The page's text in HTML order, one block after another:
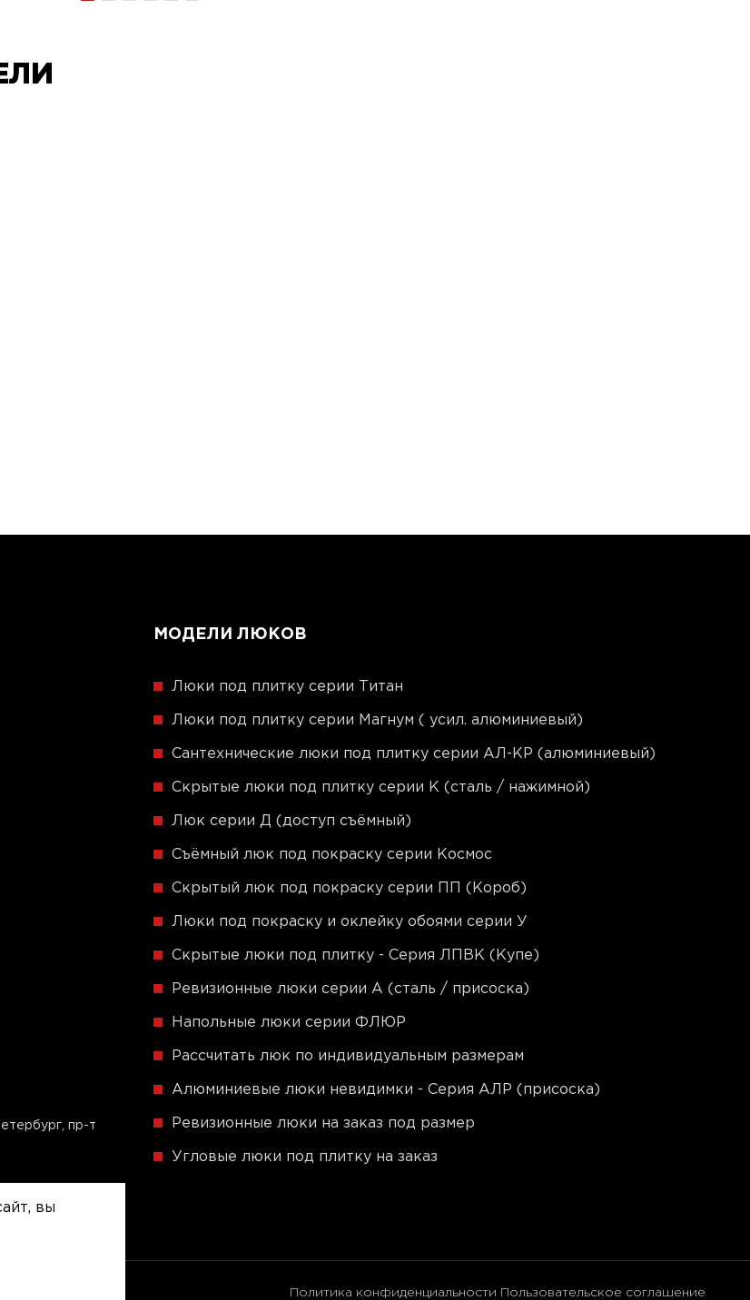
пр-т
МОДЕЛИ ЛЮКОВ
Люки под плитку серии Титан
Люки под плитку серии Магнум ( усил. алюминиевый)
Сантехнические люки под плитку серии АЛ-КР (алюминиевый)
Скрытые люки под плитку серии K (сталь / нажимной)
Люк серии Д (доступ съёмный)
Съёмный люк под покраску серии Космос
Скрытый люк под покраску серии ПП (Короб)
Люки под покраску и оклейку обоями серии У
Скрытые люки под плитку - Серия ЛПВК (Купе)
Ревизионные люки серии A (сталь / присоска)
Напольные люки серии ФЛЮР
Рассчитать люк по индивидуальным размерам
Алюминиевые люки невидимки - Серия АЛР (присоска)
Ревизионные люки на заказ под размер
Угловые люки под плитку на заказ
Политика конфиденциальности Пользовательское соглашение
вы